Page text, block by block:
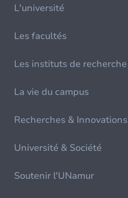
L'université
Les facultés
Les instituts de recherche
La vie du campus
Recherches & Innovations
Université & Société
Soutenir l'UNamur